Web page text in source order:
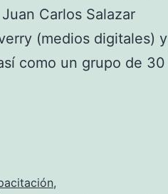
Carlos Salazar
(medios digitales) y
como un grupo de 30
,